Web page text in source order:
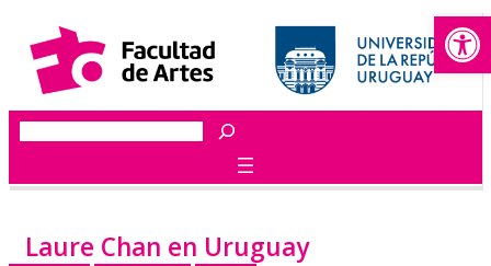
contenido
Buscar
Laure Chan en Uruguay